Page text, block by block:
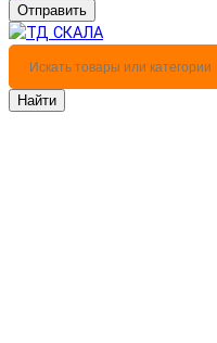
Отправить
Найти